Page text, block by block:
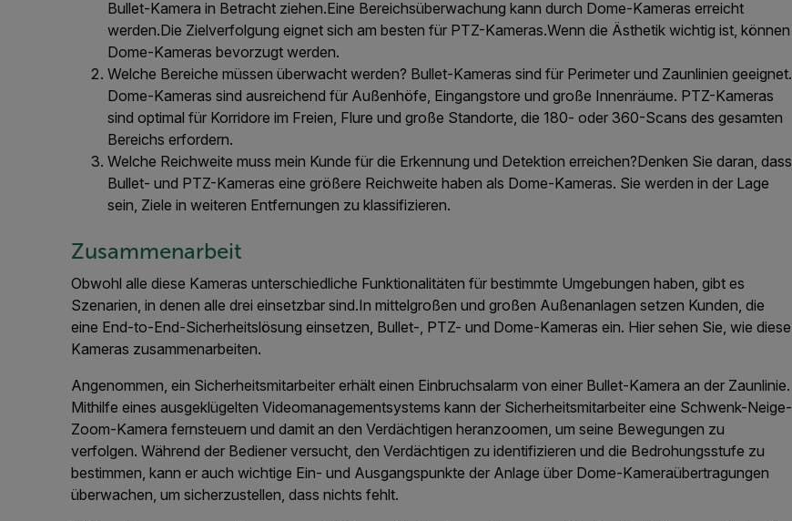
Bullet-Kamera in Betracht ziehen.Eine Bereichsüberwachung kann durch Dome-Kameras erreicht
werden.Die Zielverfolgung eignet sich am besten für PTZ-Kameras.Wenn die Ästhetik wichtig ist, können
Dome-Kameras bevorzugt werden.
Welche Bereiche müssen überwacht werden? Bullet-Kameras sind für Perimeter und Zaunlinien geeignet.
Dome-Kameras sind ausreichend für Außenhöfe, Eingangstore und große Innenräume. PTZ-Kameras
sind optimal für Korridore im Freien, Flure und große Standorte, die 180- oder 360-Scans des gesamten
Bereichs erfordern.
Welche Reichweite muss mein Kunde für die Erkennung und Detektion erreichen?Denken Sie daran, dass
Bullet- und PTZ-Kameras eine größere Reichweite haben als Dome-Kameras. Sie werden in der Lage
sein, Ziele in weiteren Entfernungen zu klassifizieren.
Zusammenarbeit
Obwohl alle diese Kameras unterschiedliche Funktionalitäten für bestimmte Umgebungen haben, gibt es
Szenarien, in denen alle drei einsetzbar sind.In mittelgroßen und großen Außenanlagen setzen Kunden, die
eine End-to-End-Sicherheitslösung einsetzen, Bullet-, PTZ- und Dome-Kameras ein. Hier sehen Sie, wie diese
Kameras zusammenarbeiten.
Angenommen, ein Sicherheitsmitarbeiter erhält einen Einbruchsalarm von einer Bullet-Kamera an der Zaunlinie.
Mithilfe eines ausgeklügelten Videomanagementsystems kann der Sicherheitsmitarbeiter eine Schwenk-Neige-
Zoom-Kamera fernsteuern und damit an den Verdächtigen heranzoomen, um seine Bewegungen zu
verfolgen. Während der Bediener versucht, den Verdächtigen zu identifizieren und die Bedrohungsstufe zu
bestimmen, kann er auch wichtige Ein- und Ausgangspunkte der Anlage über Dome-Kameraübertragungen
überwachen, um sicherzustellen, dass nichts fehlt.